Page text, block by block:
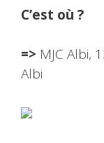
C’est où ?
=> MJC Albi,
Albi